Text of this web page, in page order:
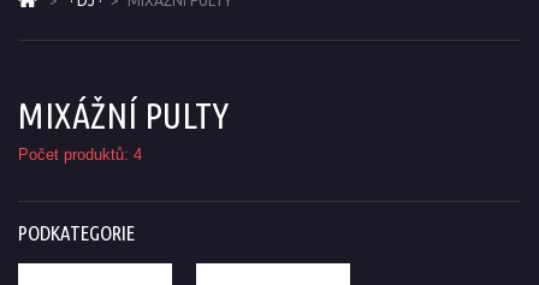
MIXÁŽNÍ PULTY
Počet produktů: 4
PODKATEGORIE